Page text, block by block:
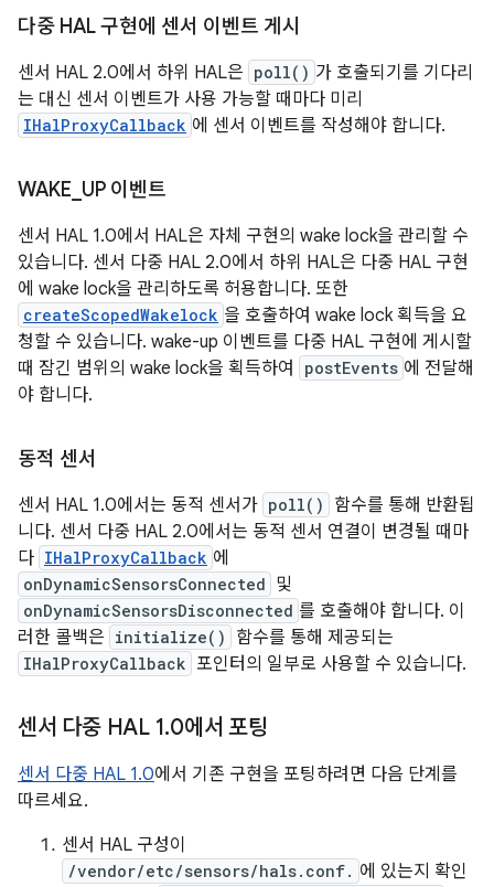
다중 HAL 구현에 센서 이벤트 게시
센서 HAL 2.0에서 하위 HAL은 poll() 가 호출되기를 기다리
는 대신 센서 이벤트가 사용 가능할 때마다 미리
IHalProxyCallback 에 센서 이벤트를 작성해야 합니다.
WAKE UP 이벤트
센서 HAL 1.0에서 HAL은 자체 구현의 wake lock을 관리할 수
있습니다. 센서 다중 HAL 2.0에서 하위 HAL은 다중 HAL 구현
에 wake lock을 관리하도록 허용합니다. 또한
createScopedWakelock 을 호출하여 wake lock 획득을 요
청할 수 있습니다. wake-up 이벤트를 다중 HAL 구현에 게시할
때 잠긴 범위의 wake lock을 획득하여
postEvents 에 전달해
야 합니다.
동적 센서
센서 HAL 1.0에서는 동적 센서가 poll()
함수를 통해 반환됩
니다. 센서 다중 HAL 2.0에서는 동적 센서 연결이 변경될 때마
다 IHalProxyCallback 에
onDynamicSensorsConnected 및
onDynamicSensorsDisconnected 를 호출해야 합니다. 이
러한 콜백은 initialize() 함수를 통해 제공되는
IHalProxyCallback 포인터의 일부로 사용할 수 있습니다.
센서 다중 HAL 1.0에서 포팅
센서 다중 HAL 1.0에서 기존 구현을 포팅하려면 다음 단계를
따르세요.
센서 HAL 구성이
/vendor/etc/sensors/hals.conf. 에 있는지 확인